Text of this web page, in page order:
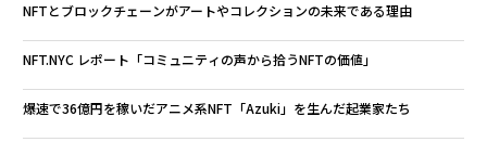
NFTとブロックチェーンがアートやコレクションの未来である理由
NFT.NYC レポート「コミュニティの声から拾うNFTの価値」
爆速で36億円を稼いだアニメ系NFT「Azuki」を生んだ起業家たち